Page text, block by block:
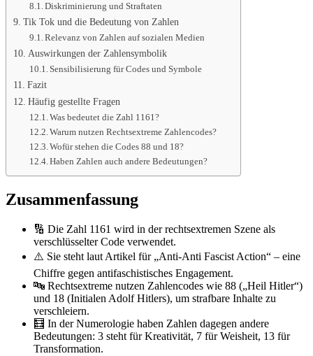
Diskriminierung und Straftaten
Tik Tok und die Bedeutung von Zahlen
Relevanz von Zahlen auf sozialen Medien
Auswirkungen der Zahlensymbolik
Sensibilisierung für Codes und Symbole
Fazit
Häufig gestellte Fragen
Was bedeutet die Zahl 1161?
Warum nutzen Rechtsextreme Zahlencodes?
Wofür stehen die Codes 88 und 18?
Haben Zahlen auch andere Bedeutungen?
Zusammenfassung
🔢 Die Zahl 1161 wird in der rechtsextremen Szene als
verschlüsselter Code verwendet.
⚠️ Sie steht laut Artikel für „Anti-Anti Fascist Action“ – eine
Chiffre gegen antifaschistisches Engagement.
🔤 Rechtsextreme nutzen Zahlencodes wie 88 („Heil Hitler“)
und 18 (Initialen Adolf Hitlers), um strafbare Inhalte zu
verschleiern.
🧮 In der Numerologie haben Zahlen dagegen andere
Bedeutungen: 3 steht für Kreativität, 7 für Weisheit, 13 für
Transformation.